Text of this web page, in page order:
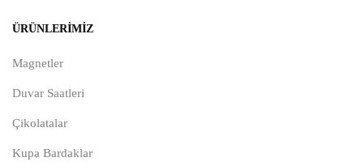
ÜRÜNLERIMIZ
Magnetler
Duvar Saatleri
Çikolatalar
Kupa Bardaklar